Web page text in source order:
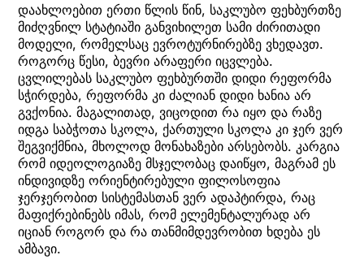
დაახლოებით ერთი წლის წინ, საკლუბო ფეხბურთზე
მიძღვნილ სტატიაში განვიხილეთ სამი ძირითადი
მოდელი, რომელსაც ევროტურნირებზე ვხედავთ.
როგორც წესი, ბევრი არაფერი იცვლება.
ცვლილებას საკლუბო ფეხბურთში დიდი რეფორმა
სჭირდება, რეფორმა კი ძალიან დიდი ხანია არ
გვქონია. მაგალითად, ვიცოდით რა იყო და რაზე
იდგა საბჭოთა სკოლა, ქართული სკოლა კი ჯერ ვერ
შეგვიქმნია, მხოლოდ მონახაზები არსებობს. კარგია
რომ იდეოლოგიაზე მსჯელობაც დაიწყო, მაგრამ ეს
ინდივიდზე ორიენტირებული ფილოსოფია
ჯერჯერობით სისტემასთან ვერ ადაპტირდა, რაც
მაფიქრებინებს იმას, რომ ელემენტალურად არ
იციან როგორ და რა თანმიმდევრობით ხდება ეს
ამბავი.